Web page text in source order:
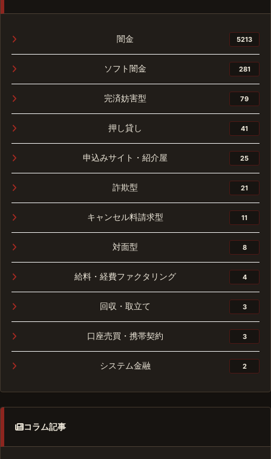
闇金 5213
ソフト闇金 281
完済妨害型 79
押し貸し 41
申込みサイト・紹介屋 25
詐欺型 21
キャンセル料請求型 11
対面型 8
給料・経費ファクタリング 4
回収・取立て 3
口座売買・携帯契約 3
システム金融 2
コラム記事